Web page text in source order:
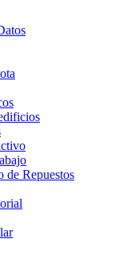
de Repuestos